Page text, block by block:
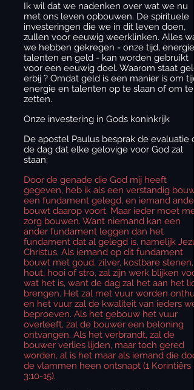
Ik wil dat we nadenken over wat we nu
met ons leven opbouwen. De spirituele
investeringen die we in dit leven doen,
zullen voor eeuwig weerklinken. Alles
we hebben gekregen - onze tijd, energie,
talenten en geld - kan worden gebruikt
voor een eeuwig doel. Waarom staat geld
erbij ? Omdat geld is een manier is om
energie en talenten op te slaan of om te
zetten.
Onze investering in Gods koninkrijk
De apostel Paulus besprak de evaluatie
de dag dat elke gelovige voor God zal
staan:
Door de genade die God mij heeft
gegeven, heb ik als een verstandig
een fundament gelegd, en iemand
bouwt daarop voort. Maar ieder moet met
zorg bouwen. Want niemand kan een
ander fundament leggen dan het
fundament dat al gelegd is, namelijk
Christus. Als iemand op dit fundament
bouwt met goud, zilver, kostbare stenen,
hout, hooi of stro, zal zijn werk blijken
wat het is, want de dag zal het aan het
brengen. Het zal met vuur worden
en het vuur zal de kwaliteit van ieders
beproeven. Als het gebouw het vuur
overleeft, zal de bouwer een beloning
ontvangen. Als het verbrandt, zal de
bouwer verlies lijden, maar toch gered
worden, al is het maar als iemand die
de vlammen heen ontsnapt (1 Korintiërs
3:10-15).